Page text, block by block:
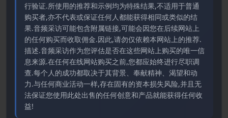
行验证.所使用的推荐和示例均为特殊结果,不适用于普通
购买者,亦不代表或保证任何人都能获得相同或类似的结
果.音频采访可能包含附属链接,可能会因您在后续网站上
的任何购买而收取佣金.因此,请勿仅依赖本网站上的推荐.
描述.音频采访作为您评估是否在这些网站上购买的唯一信
息来源.在任何在线网站购买之前,您都应始终进行尽职调
查.每个人的成功都取决于其背景、奉献精神、渴望和动
力.与任何商业活动一样,存在固有的资本损失风险,并且无
法保证您使用此处出售的任何创意和产品就能获得任何收
益!